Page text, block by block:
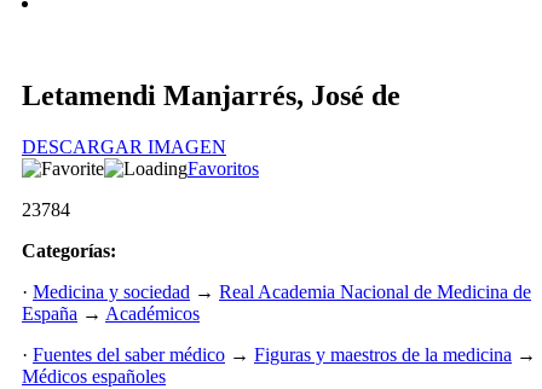
Letamendi Manjarrés, José de
DESCARGAR IMAGEN
Favoritos
23784
Categorías:
· Medicina y sociedad → Real Academia Nacional de Medicina de
España → Académicos
· Fuentes del saber médico → Figuras y maestros de la medicina →
Médicos españoles